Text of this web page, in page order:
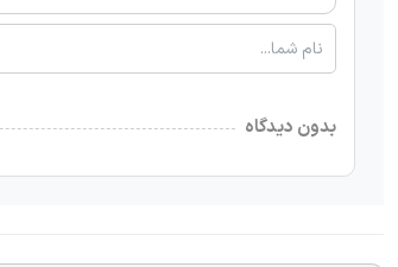
بدون دیدگاه